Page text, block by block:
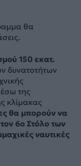
θα
150 εκατ.
δυνατοτήτων
της
κλίμακας
θα μπορούν να
6ο Στόλο των
ναυτικές